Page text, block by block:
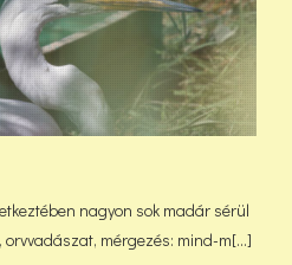
nagyon sok madár sérül
mérgezés: mind-m[...]